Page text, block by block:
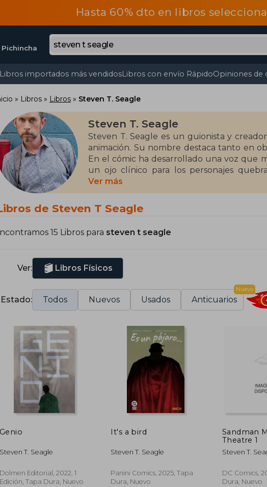
Hasta 60% dto en libros
Pichincha
Libros importados más vendidosLibros con envío RápidoOpiniones de
Libros Libros Steven T. Seagle
Steven T. Seagle
Steven T. Seagle es un guionista y
animación. Su nombre destaca tanto en
En el cómic ha desarrollado una voz que
un ojo clínico para los personajes
ambicioso lo ha convertido en una figura
Entre sus obras verificables se
It’s a Bird…, todas piezas que
También es cofundador del colectivo Man
lo que amplió su impacto más allá del
Ver más
de Steven T Seagle
15 Libros para steven t seagle
Ver: Libros Físicos
Estado: Todos Nuevos Usados Anticuarios
Nuevo
Genio
Steven T. Seagle
Dolmen Editorial, 2022, 1
Edición, Tapa Dura, Nuevo
It's a bird
Steven T. Seagle
Panini Comics, 2025, Tapa
Dura, Nuevo
Sandman
Theatre 1
Steven T.
DC Comics,
Dura, Nuevo